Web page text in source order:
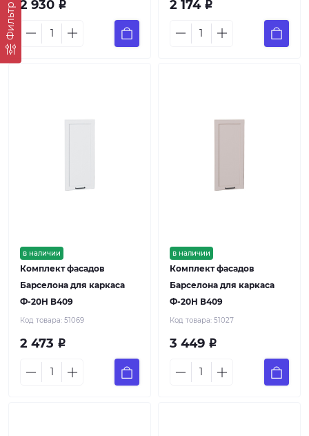
Фильтр 2 930 Р 2 174 Р
в наличии
Комплект фасадов
Барселона для каркаса
Ф-20Н В409
Код товара: 51069
2 473 Р
в наличии
Комплект фасадов
Барселона для каркаса
Ф-20Н В409
Код товара: 51027
3 449 Р